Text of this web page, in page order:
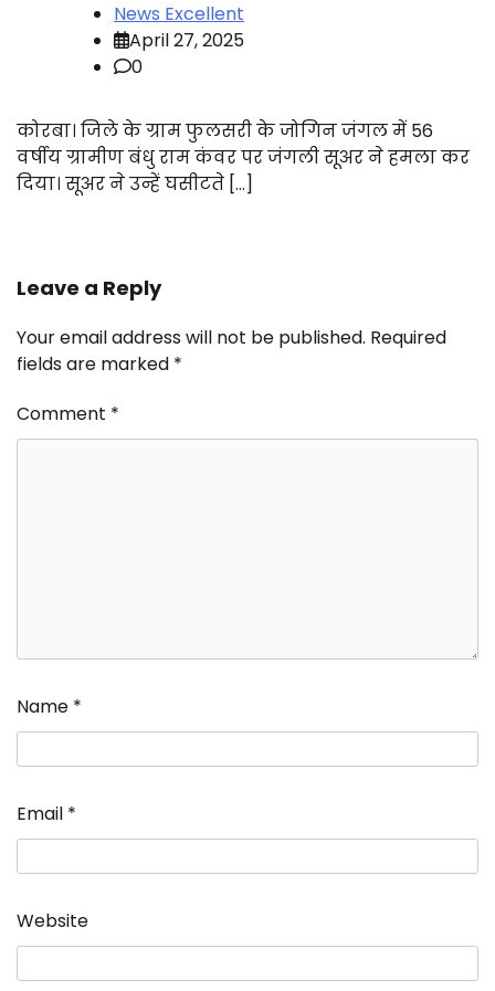
News Excellent
April 27, 2025
0
कोरबा। जिले के ग्राम फुलसरी के जोगिन जंगल में 56
वर्षीय ग्रामीण बंधु राम कंवर पर जंगली सूअर ने हमला कर
दिया। सूअर ने उन्हें घसीटते […]
Leave a Reply
Your email address will not be published. Required
fields are marked *
Comment *
Name *
Email *
Website